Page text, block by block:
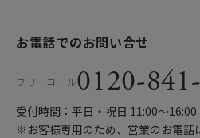
お電話でのお問い合せ
フリーコール0120-
受付時間：平日・祝日 11:00〜16:00
※お客様専用のため、営業のお電話